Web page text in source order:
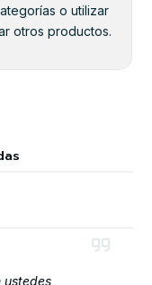
o utilizar
otros productos.
ustedes